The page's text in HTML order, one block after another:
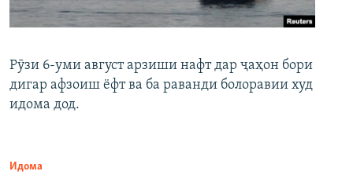
Рӯзи 6-уми август арзиши нафт дар ҷаҳон бори
дигар афзоиш ёфт ва ба раванди болоравии худ
идома дод.
Идома